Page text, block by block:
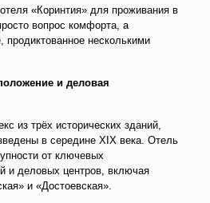
«Коринтия» для проживания в
вопрос комфорта, а
продиктованное несколькими
и деловая
из трёх исторических зданий,
в середине XIX века. Отель
от ключевых
и деловых центров, включая
и «Достоевская».